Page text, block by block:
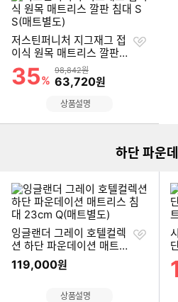
저스틴퍼니처 지그재그 접
이식 원목 매트리스 깔판
침대 SS(매트별도)
할인률
35%
상품금액
98,842원
할인금액
63,720원
찜
상품설명
하단 파운
잉글랜더 그레이 호텔컬렉
션 하단 파운데이션 매트리
스 침대 23cm Q(매트별
도)
119,000원
찜
상품설명